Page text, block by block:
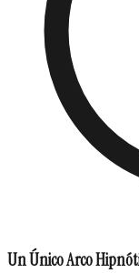
Un Único Arco